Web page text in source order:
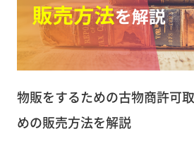
物販をするための古物商許可
めの販売方法を解説